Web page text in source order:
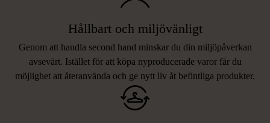
Hållbart och miljövänligt
Genom att handla second hand minskar du din miljöpåverkan
avsevärt. Istället för att köpa nyproducerade varor får du
möjlighet att återanvända och ge nytt liv åt befintliga produkter.